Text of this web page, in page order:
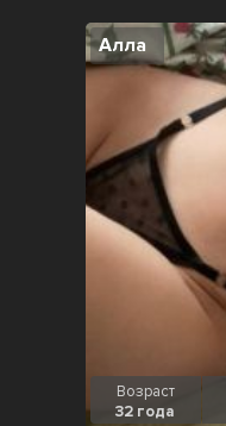
Алла
Возраст
32 года